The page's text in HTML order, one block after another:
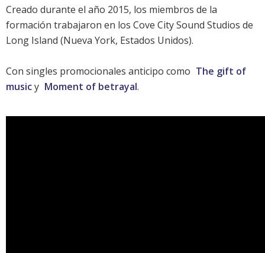
Creado durante el año 2015, los miembros de la
formación trabajaron en los Cove City Sound Studios de
Long Island (Nueva York, Estados Unidos).
Con singles promocionales anticipo como The gift of
musicy Moment of betrayal.